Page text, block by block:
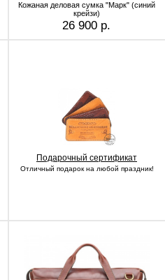
Кожаная деловая сумка "Марк" (синий
крейзи)
26 900 р.
Подарочный сертификат
Отличный подарок на любой праздник!